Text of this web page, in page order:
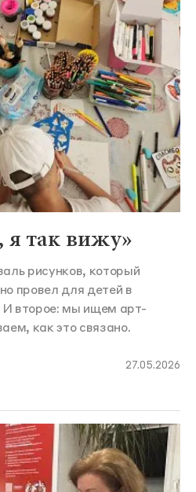
так вижу»
рисунков, который
провел для детей в
И второе: мы ищем арт-
как это связано.
27.05.2026